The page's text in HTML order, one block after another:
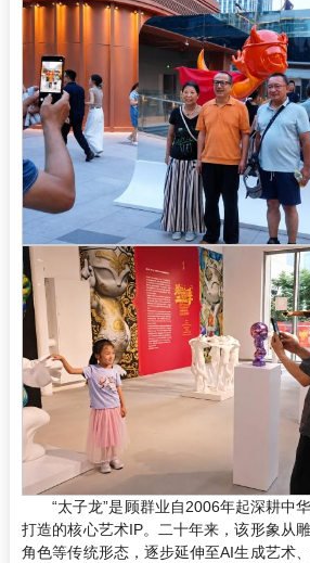
“太子龙”是顾群业自2006年起深耕中
打造的核心艺术IP。二十年来，该形象从
角色等传统形态，逐步延伸至AI生成艺术